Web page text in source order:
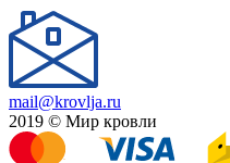
mail@krovlja.ru
2019 © Мир кровли